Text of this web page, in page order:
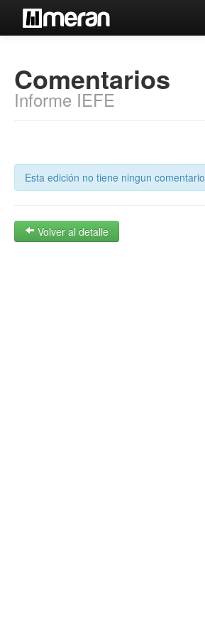
Búsqueda Avanzada
Estantes Virtuales
Contacto
Comentarios
Informe IEFE
Esta edición no tiene ningun comentario
Volver al detalle